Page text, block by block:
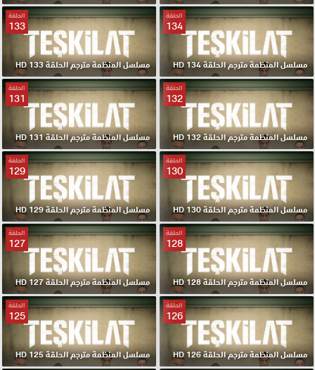
الحلقة
134
مسلسل المنظمة مترجم الحلقة 134 HD
الحلقة
133
مسلسل المنظمة مترجم الحلقة 133 HD
الحلقة
132
مسلسل المنظمة مترجم الحلقة 132 HD
الحلقة
131
مسلسل المنظمة مترجم الحلقة 131 HD
الحلقة
130
مسلسل المنظمة مترجم الحلقة 130 HD
الحلقة
129
مسلسل المنظمة مترجم الحلقة 129 HD
الحلقة
128
مسلسل المنظمة مترجم الحلقة 128 HD
الحلقة
127
مسلسل المنظمة مترجم الحلقة 127 HD
الحلقة
126
مسلسل المنظمة مترجم الحلقة 126 HD
الحلقة
125
مسلسل المنظمة مترجم الحلقة 125 HD